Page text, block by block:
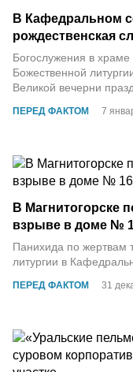
ПЕРЕД ФАКТОМ 7
В Кафедральном
рождественская
Богослужения в
Божественной
Великой вечерни
ПЕРЕД ФАКТОМ 31
В Магнитогорске
взрыве в доме №
Панихида по жертвам
литургии в